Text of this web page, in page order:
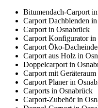
Bitumendach-Carport
Carport Dachblenden
Carport in Osnabrück
Carport Konfigurator in
Carport Öko-
Carport aus Holz in
Doppelcarport in
Carport mit
Carport Planer in
Carports in Osnabrück
Carport-Zubehör in